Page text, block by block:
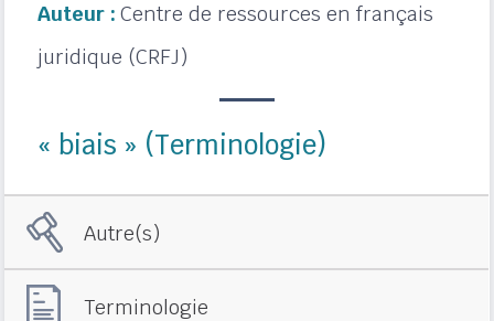
Auteur : Centre de ressources en français
juridique (CRFJ)
« biais » (Terminologie)
Autre(s)
Terminologie